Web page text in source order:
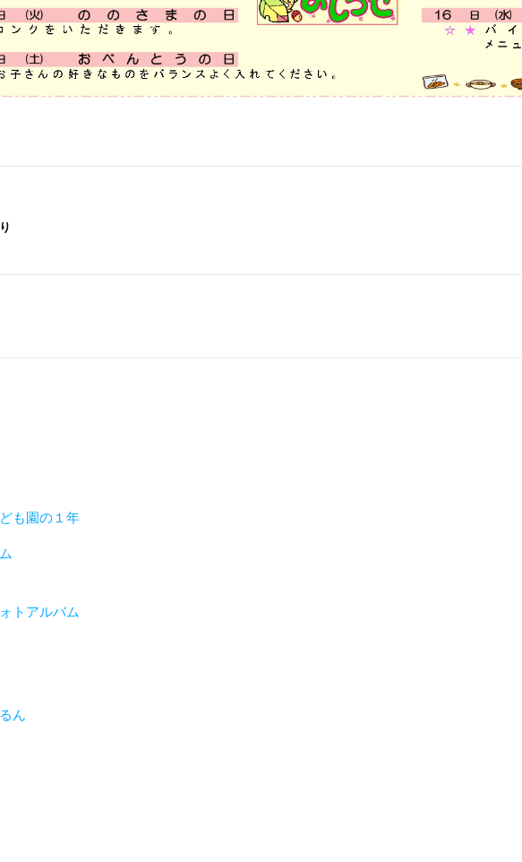
も園の１年
トアルバム
ん